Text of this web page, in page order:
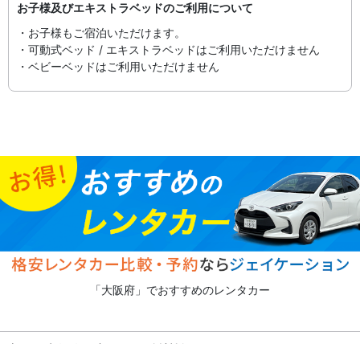
お子様及びエキストラベッドのご利用について
・お子様もご宿泊いただけます。
・可動式ベッド / エキストラベッドはご利用いただけません
・ベビーベッドはご利用いただけません
「大阪府」でおすすめのレンタカー